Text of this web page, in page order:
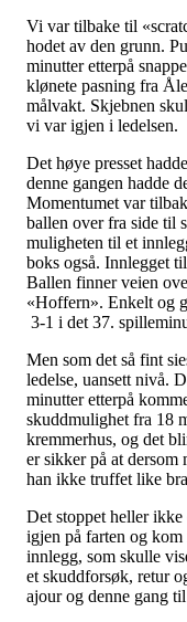
Vi var tilbake til
hodet av den grunn.
minutter etterpå
klønete pasning fra
målvakt. Skjebnen
vi var igjen i ledelsen.
Det høye presset
denne gangen hadde
Momentumet var
ballen over fra side til
muligheten til et
boks også. Innlegget
Ballen finner veien
«Hoffern». Enkelt og
3-1 i det 37.
Men som det så fint
ledelse, uansett nivå.
minutter etterpå
skuddmulighet fra 18
kremmerhus, og det
er sikker på at dersom
han ikke truffet like
Det stoppet heller ikke
igjen på farten og
innlegg, som skulle
et skuddforsøk, retur
ajour og denne gang til